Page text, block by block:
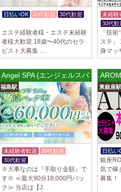
日払いOK 20代歓迎
30代歓迎
エステ経験者様・エステ未経験
者様大歓迎 18歳〜40代のセラ
ピスト大募集 …
未経験
30代歓
「技
ステ」
身マッ
Angel SPA (エンジェルスパ)
福島駅
未経験者歓迎
20代歓迎
30代歓迎
※大事なのは『手取り金額』で
す※ ≪最大90分18,000円バッ
ク≫ 当店は【J…
東銀座駅
日払い
銀座
気で稼
募集！